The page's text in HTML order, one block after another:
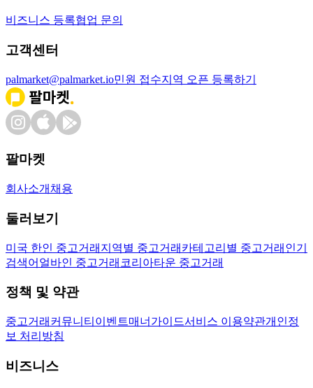
비즈니스 등록협업 문의
고객센터
palmarket@palmarket.io민원 접수지역 오픈 등록하기
팔마켓
회사소개 채용
둘러보기
미국 한인 중고거래 지역별 중고거래 카테고리별 중고거래 인기
검색어 얼바인 중고거래 코리아타운 중고거래
정책 및 약관
중고거래 커뮤니티 이벤트매너가이드서비스 이용약관개인정
보 처리방침
비즈니스